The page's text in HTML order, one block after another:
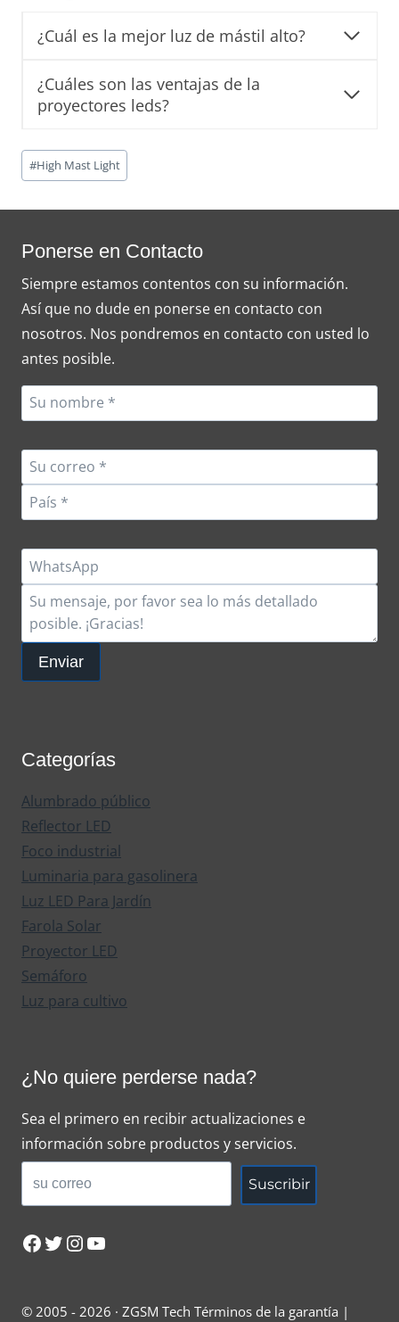
¿Cuál es la mejor luz de mástil alto?
¿Cuáles son las ventajas de la
proyectores leds?
Post
Tags:
#High Mast Light
Ponerse en Contacto
Siempre estamos contentos con su información.
Así que no dude en ponerse en contacto con
nosotros. Nos pondremos en contacto con usted lo
antes posible.
Enviar
Categorías
Alumbrado público
Reflector LED
Foco industrial
Luminaria para gasolinera
Luz LED Para Jardín
Farola Solar
Proyector LED
Semáforo
Luz para cultivo
¿No quiere perderse nada?
Sea el primero en recibir actualizaciones e
información sobre productos y servicios.
Suscribir
Facebook
Twitter
Instagram
YouTube
© 2005 - 2026 · ZGSM Tech Términos de la garantía |